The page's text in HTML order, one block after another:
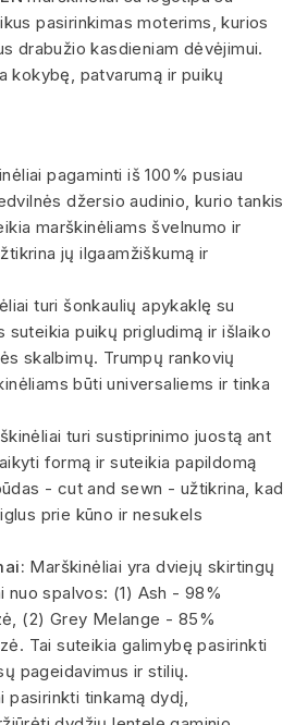
pasirinkimas moterims, kurios
drabužio kasdieniam dėvėjimui.
kokybę, patvarumą ir puikų
pagaminti iš 100% pusiau
džersio audinio, kurio tankis
marškinėliams švelnumo ir
jų ilgaamžiškumą ir
turi šonkaulių apykaklę su
suteikia puikų prigludimą ir išlaiko
skalbimų. Trumpų rankovių
būti universaliems ir tinka
turi sustiprinimo juostą ant
formą ir suteikia papildomą
- cut and sewn - užtikrina, kad
prie kūno ir nesukels
Marškinėliai yra dviejų skirtingų
nuo spalvos: (1) Ash - 98%
(2) Grey Melange - 85%
Tai suteikia galimybę pasirinkti
pageidavimus ir stilių.
pasirinkti tinkamą dydį,